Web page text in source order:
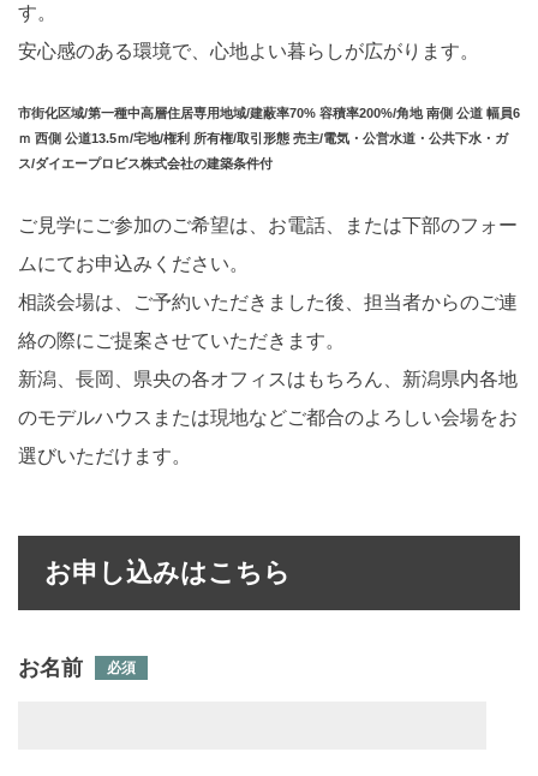
す。
安心感のある環境で、心地よい暮らしが広がります。
市街化区域/第一種中高層住居専用地域/建蔽率70% 容積率200%/角地 南側 公道 幅員6
ｍ 西側 公道13.5ｍ/宅地/権利 所有権/取引形態 売主/電気・公営水道・公共下水・ガ
ス/ダイエープロビス株式会社の建築条件付
ご見学にご参加のご希望は、お電話、または下部のフォー
ムにてお申込みください。
相談会場は、ご予約いただきました後、担当者からのご連
絡の際にご提案させていただきます。
新潟、長岡、県央の各オフィスはもちろん、新潟県内各地
のモデルハウスまたは現地などご都合のよろしい会場をお
選びいただけます。
お申し込みはこちら
お名前 必須